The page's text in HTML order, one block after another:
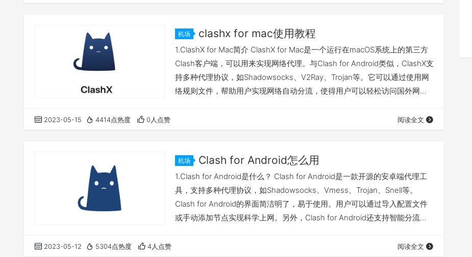
机场 clashx for mac使用教程
1.ClashX for Mac简介 ClashX for Mac是一个运行在macOS系统上的第三方
Clash客户端，可以用来实现网络代理。与Clash for Android类似，ClashX支
持多种代理协议，如Shadowsocks、V2Ray、Trojan等。它可以通过使用网
络规则文件，帮助用户实现网络自动分流，使得用户可以轻松访问国外网
ClashX.dmg或压缩包文件，该版本为最新稳定版本。下载的文件一般放置于
用户…
2023-05-15 4414点热度 0人点赞 阅读全文
机场 Clash for Android怎么用
1.Clash for Android是什么？ Clash for Android是一款开源的安卓端代理工
具，支持多种代理协议，如Shadowsocks、Vmess、Trojan、Snell等。
Clash for Android的界面简洁明了，易于使用。用户可以通过导入配置文件
或手动添加节点实现科学上网。另外，Clash for Android还支持智能分流和
方式，大家选择适合的： Google Play商店下载，点击链接 Github 点击链…
2023-05-12 5304点热度 4人点赞 阅读全文